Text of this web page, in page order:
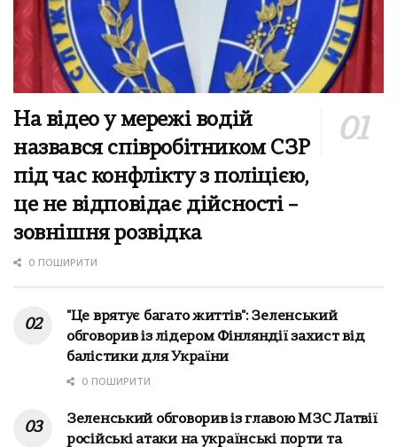
На відео у мережі водій
назвався співробітником СЗР
під час конфлікту з поліцією,
це не відповідає дійсності –
зовнішня розвідка
0 ПОШИРИТИ
"Це врятує багато життів": Зеленський
обговорив із лідером Фінляндії захист від
балістики для України
0 ПОШИРИТИ
Зеленський обговорив із главою МЗС Латвії
російські атаки на українські порти та